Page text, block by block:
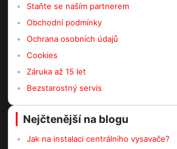
Staňte se naším partnerem
Obchodní podmínky
Ochrana osobních údajů
Cookies
Záruka až 15 let
Bezstarostný servis
Nejčtenější na blogu
Jak na instalaci centrálního vysavače?